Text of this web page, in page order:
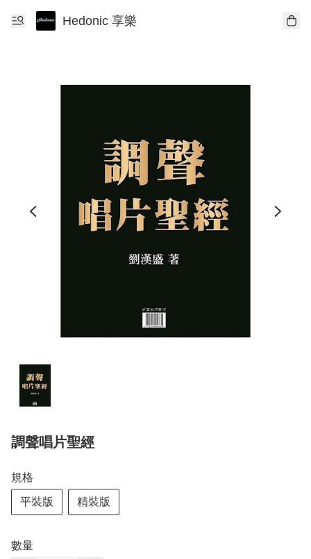
Hedonic 享樂
調聲唱片聖經
規格
平裝版 精裝版
數量